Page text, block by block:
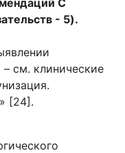
C
- 5).
см. клинические
[24].